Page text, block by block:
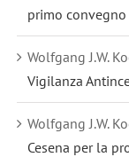
primo convegno
Wolfgang J.W.
Vigilanza
Wolfgang J.W.
Cesena per la